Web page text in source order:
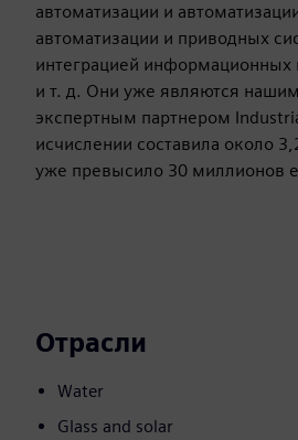
автоматизации и
автоматизации и приводных
интеграцией
и т. д. Они уже являются
экспертным партнером
исчислении составила около
уже превысило 30 миллионов
Отрасли
Water
Glass and solar